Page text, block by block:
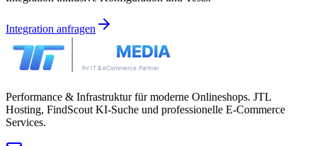
Integration anfragen
Performance & Infrastruktur für moderne Onlineshops. JTL
Hosting, FindScout KI-Suche und professionelle E-Commerce
Services.